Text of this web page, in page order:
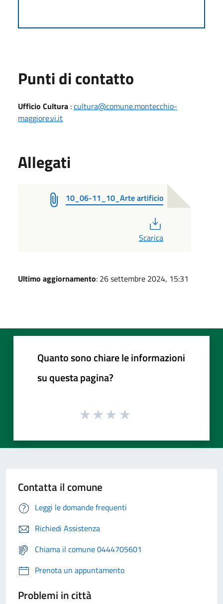
Punti di contatto
Ufficio Cultura :cultura@comune.montecchio-
maggiore.vi.it
Allegati
10_06-11_10_Arte artificio
Scarica
Ultimo aggiornamento: 26 settembre 2024, 15:31
Quanto sono chiare le informazioni
su questa pagina?
Contatta il comune
Leggi le domande frequenti
Richiedi Assistenza
Chiama il comune 0444705601
Prenota un appuntamento
Problemi in città